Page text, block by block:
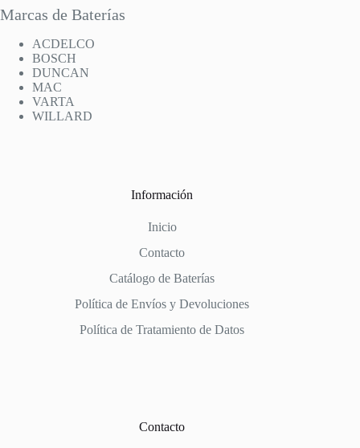
Marcas de Baterías
ACDELCO
BOSCH
DUNCAN
MAC
VARTA
WILLARD
Información
Inicio
Contacto
Catálogo de Baterías
Política de Envíos y Devoluciones
Política de Tratamiento de Datos
Contacto